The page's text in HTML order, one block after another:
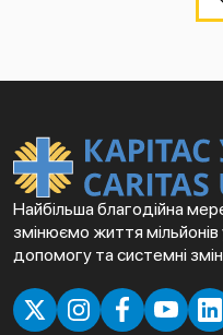
Найбільша благодійна
змінюємо життя мільйонів
допомогу та системні